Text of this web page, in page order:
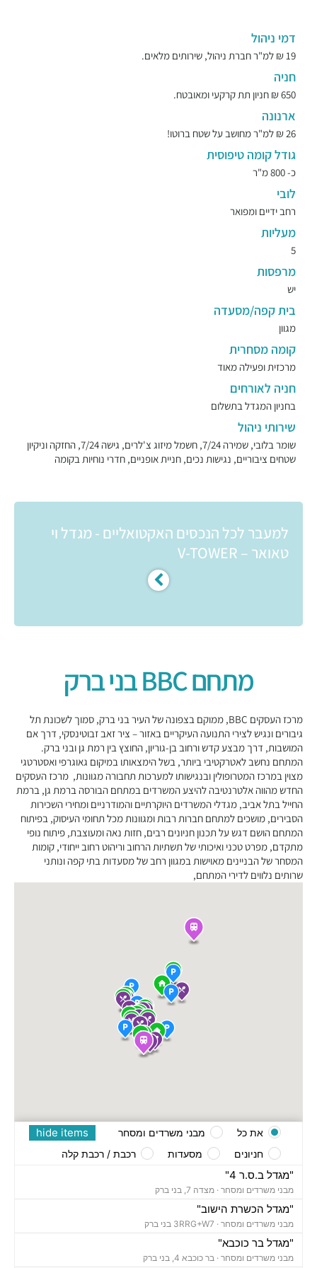
דמי ניהול
19 ₪ למ"ר חברת ניהול, שירותים מלאים.
חניה
650 ₪ חניון תת קרקעי ומאובטח.
ארנונה
26 ₪ למ"ר מחושב על שטח ברוטו!
גודל קומה טיפוסית
כ- 800 מ"ר
לובי
רחב ידיים ומפואר
מעליות
5
מרפסות
יש
בית קפה/מסעדה
מגוון
קומה מסחרית
מרכזית ופעילה מאוד
חניה לאורחים
בחניון המגדל בתשלום
שירותי ניהול
שומר בלובי, שמירה 7/24, חשמל מיזוג צ'לרים, גישה 7/24, החזקה וניקיון
שטחים ציבוריים, נגישות נכים, חניית אופניים, חדרי נוחיות בקומה
למעבר לכל הנכסים האקטואליים - מגדל וי
טאואר – V-TOWER
מתחם BBC בני ברק
מרכז העסקים BBC, ממוקם בצפונה של העיר בני ברק, סמוך לשכונת תל
גיבורים ונגיש לצירי התנועה העיקריים באזור – ציר זאב זבוטינסקי, דרך אם
המושבות, דרך מבצע קדש ורחוב בן-גוריון, החוצץ בין רמת גן ובני ברק.
המתחם נחשב לאטרקטיבי ביותר, בשל הימצאותו במיקום גאוגרפי ואסטרטגי
מצוין במרכז המטרופולין ובנגישותו למערכות תחבורה מגוונות, מרכז העסקים
החדש מהווה אלטרנטיבה להיצע המשרדים במתחם הבורסה ברמת גן, ברמת
החייל בתל אביב, מגדלי המשרדים היוקרתיים והמודרניים ומחירי השכירות
הסבירים, מושכים למתחם חברות רבות ומגוונות מכל תחומי העיסוק, בפיתוח
המתחם הושם דגש על תכנון חניונים רבים, חזות נאה ומעוצבת, פיתוח נופי
מתקדם, מפרט טכני ואיכותי של תשתיות הרחוב וריהוט רחוב ייחודי, קומות
המסחר של הבניינים מאוישות במגוון רחב של מסעדות בתי קפה ונותני
שרותים נלווים לדירי המתחם,
"מגדל ב.ס.ר 4"
מבני משרדים ומסחר · מצדה 7, בני ברק
"מגדל הכשרת הישוב"
מבני משרדים ומסחר ·
"מגדל בר כוכבא"
מבני משרדים ומסחר · בר כוכבא 4, בני ברק
hide items את כל
מבני משרדים ומסחר
חניונים
מסעדות רכבת / רכבת קלה